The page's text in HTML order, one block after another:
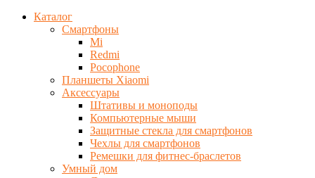
Каталог
Смартфоны
Mi
Redmi
Pocophone
Планшеты Xiaomi
Аксессуары
Штативы и моноподы
Компьютерные мыши
Защитные стекла для смартфонов
Чехлы для смартфонов
Ремешки для фитнес-браслетов
Умный дом